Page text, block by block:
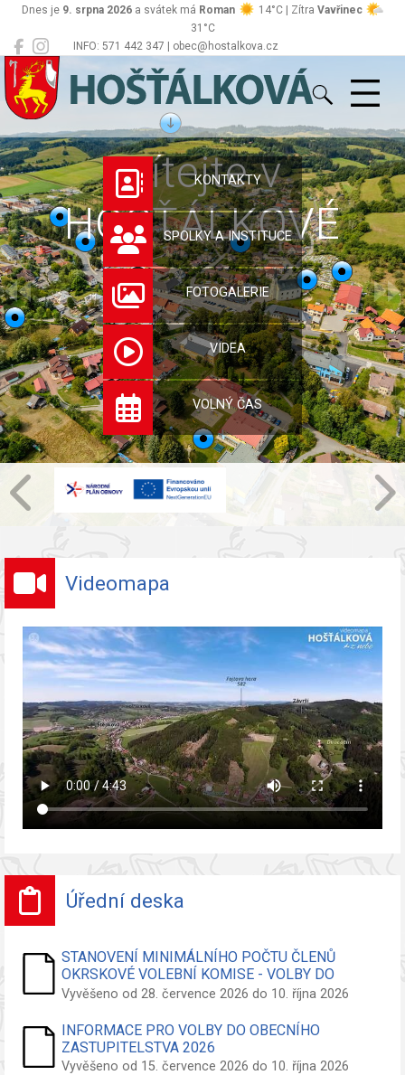
INFO: 571 442 347 | obec@hostalkova.cz
Dnes je 9. srpna 2026 a svátek má Roman 14°C | Zítra Vavřinec
31°C
Hošťálková
Vítejte v
HOŠŤÁLKOVÉ
KONTAKTY
SPOLKY A INSTITUCE
FOTOGALERIE
VIDEA
VOLNÝ ČAS
Videomapa
Úřední deska
STANOVENÍ MINIMÁLNÍHO POČTU ČLENŮ
OKRSKOVÉ VOLEBNÍ KOMISE - VOLBY DO
ZASTUPITELSTVA OBCE
Vyvěšeno od 28. července 2026 do 10. října 2026
INFORMACE PRO VOLBY DO OBECNÍHO
ZASTUPITELSTVA 2026
Vyvěšeno od 15. července 2026 do 10. října 2026